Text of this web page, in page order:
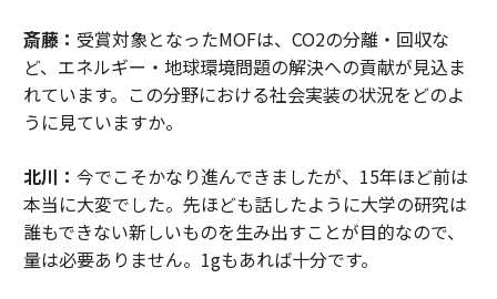
斎藤： 受賞対象となったMOFは、CO2の分離・回収な
ど、エネルギー・地球環境問題の解決への貢献が見込ま
れています。この分野における社会実装の状況をどのよ
うに見ていますか。
北川： 今でこそかなり進んできましたが、15年ほど前は
本当に大変でした。先ほども話したように大学の研究は
誰もできない新しいものを生み出すことが目的なので、
量は必要ありません。1gもあれば十分です。